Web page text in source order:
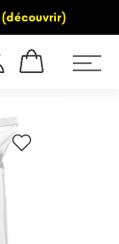
(découvrir)